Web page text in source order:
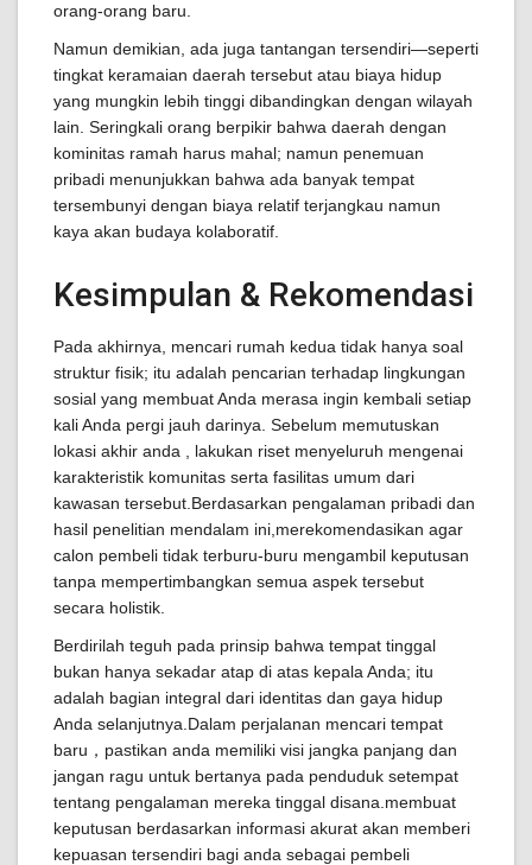
orang-orang baru.
Namun demikian, ada juga tantangan tersendiri—seperti
tingkat keramaian daerah tersebut atau biaya hidup
yang mungkin lebih tinggi dibandingkan dengan wilayah
lain. Seringkali orang berpikir bahwa daerah dengan
kominitas ramah harus mahal; namun penemuan
pribadi menunjukkan bahwa ada banyak tempat
tersembunyi dengan biaya relatif terjangkau namun
kaya akan budaya kolaboratif.
Kesimpulan & Rekomendasi
Pada akhirnya, mencari rumah kedua tidak hanya soal
struktur fisik; itu adalah pencarian terhadap lingkungan
sosial yang membuat Anda merasa ingin kembali setiap
kali Anda pergi jauh darinya. Sebelum memutuskan
lokasi akhir anda , lakukan riset menyeluruh mengenai
karakteristik komunitas serta fasilitas umum dari
kawasan tersebut.Berdasarkan pengalaman pribadi dan
hasil penelitian mendalam ini,merekomendasikan agar
calon pembeli tidak terburu-buru mengambil keputusan
tanpa mempertimbangkan semua aspek tersebut
secara holistik.
Berdirilah teguh pada prinsip bahwa tempat tinggal
bukan hanya sekadar atap di atas kepala Anda; itu
adalah bagian integral dari identitas dan gaya hidup
Anda selanjutnya.Dalam perjalanan mencari tempat
baru，pastikan anda memiliki visi jangka panjang dan
jangan ragu untuk bertanya pada penduduk setempat
tentang pengalaman mereka tinggal disana.membuat
keputusan berdasarkan informasi akurat akan memberi
kepuasan tersendiri bagi anda sebagai pembeli